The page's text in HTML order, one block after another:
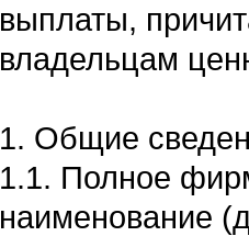
выплаты,
владельцам
1. Общие
1.1. Полное
наименование